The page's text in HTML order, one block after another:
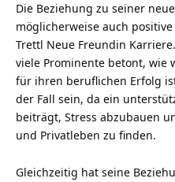
Die Beziehung zu seiner
möglicherweise auch
Trettl Neue Freundin
viele Prominente betont, wie
für ihren beruflichen Erfolg
der Fall sein, da ein
beiträgt, Stress abzubauen
und Privatleben zu finden.
Gleichzeitig hat seine